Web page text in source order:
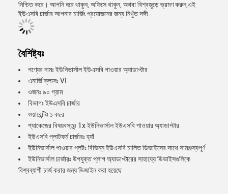
নিশ্চিত করে। আপনি ঘরে থাকুন, অফিসে থাকুন, অথবা বিশ্বজুড়ে ভ্রমণ করুন,এই
ইউএসবি চার্জার আপনার চার্জিং প্রয়োজনের জন্য নিখুঁত সঙ্গী.
বৈশিষ্ট্যঃ
পণ্যের নামঃ ইউনিভার্সাল ইউএসবি পাওয়ার অ্যাডাপ্টার
এনার্জি ক্লাসঃ VI
ওজনঃ ৯০ গ্রাম
বিভাগঃ ইউএসবি চার্জার
ওয়ারেন্টিঃ ১ বছর
প্যাকেজের বিষয়বস্তুঃ 1x ইউনিভার্সাল ইউএসবি পাওয়ার অ্যাডাপ্টার
ইউএসবি প্লাটফর্ম চার্জারঃ হ্যাঁ
ইউনিভার্সাল পাওয়ার প্লটঃ বিভিন্ন ইউএসবি চালিত ডিভাইসের সাথে সামঞ্জস্যপূর্ণ
ইউনিভার্সাল চার্জারঃ উপযুক্ত প্লাগ অ্যাডাপ্টারের সাহায্যে ডিভাইসগুলিকে
বিশ্বব্যাপী চার্জ করার জন্য ডিজাইন করা হয়েছে